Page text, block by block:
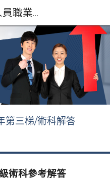
臺中市就業服務人員職業工會 *府授勞資字第1110251982號92253255
第三梯/術科解答
術科參考解答